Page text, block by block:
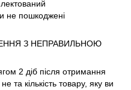
не пошкоджені
З НЕПРАВИЛЬНОЮ
2 діб після отримання
кількість товару, яку ви